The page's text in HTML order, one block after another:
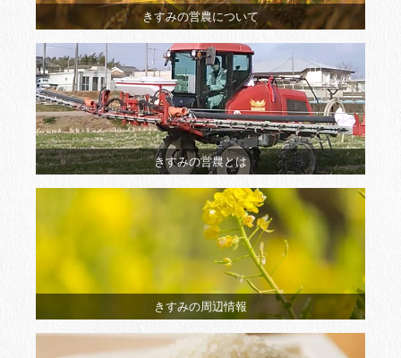
きすみの営農について
きすみの営農とは
きすみの周辺情報